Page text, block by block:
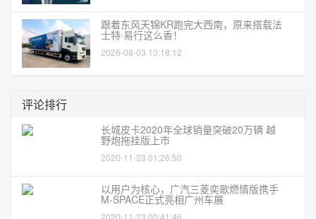
跟着东风天锦KR跑完大西南，原来搭载法
士特·易行这么香！
2026-08-03 10:18:12
评论排行
长城皮卡2020年全球销量突破20万辆 越
野炮拖挂版上市
2020-11-23 01:26:50
以用户为核心，广汽三菱奕歌燃情版携手
M-SPACE正式亮相广州车展